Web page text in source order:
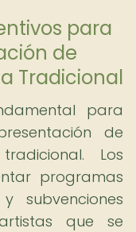
para
de
Tradicional
para
de
Los
programas
subvenciones
que se